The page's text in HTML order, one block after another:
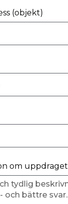
(objekt)
om uppdraget